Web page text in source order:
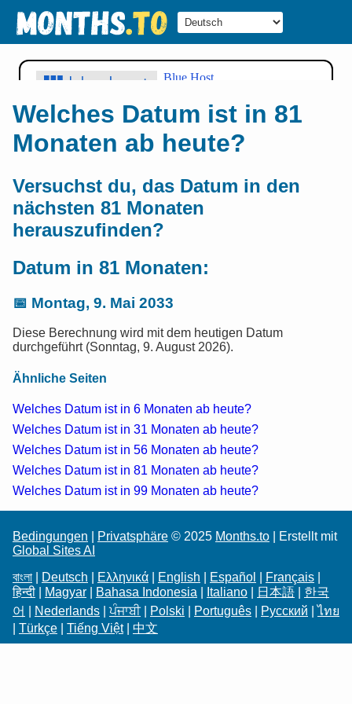
Welches Datum ist in 81
Monaten ab heute?
Versuchst du, das Datum in den
nächsten 81 Monaten
herauszufinden?
Datum in 81 Monaten:
📅 Montag, 9. Mai 2033
Diese Berechnung wird mit dem heutigen Datum
durchgeführt (Sonntag, 9. August 2026).
Ähnliche Seiten
Welches Datum ist in 6 Monaten ab heute?
Welches Datum ist in 31 Monaten ab heute?
Welches Datum ist in 56 Monaten ab heute?
Welches Datum ist in 81 Monaten ab heute?
Welches Datum ist in 99 Monaten ab heute?
Bedingungen Privatsphäre © 2025 Months.to | Erstellt mit
Global Sites AI
বাংলা
Deutsch Ελληνικά English Español Français
हिन्दी
Magyar Bahasa Indonesia Italiano 日本語
한국
어
Nederlands |ਪੰਜਾਬੀ| Polski Português Русский |ไทย
Türkçe Tiếng Việt| 中文